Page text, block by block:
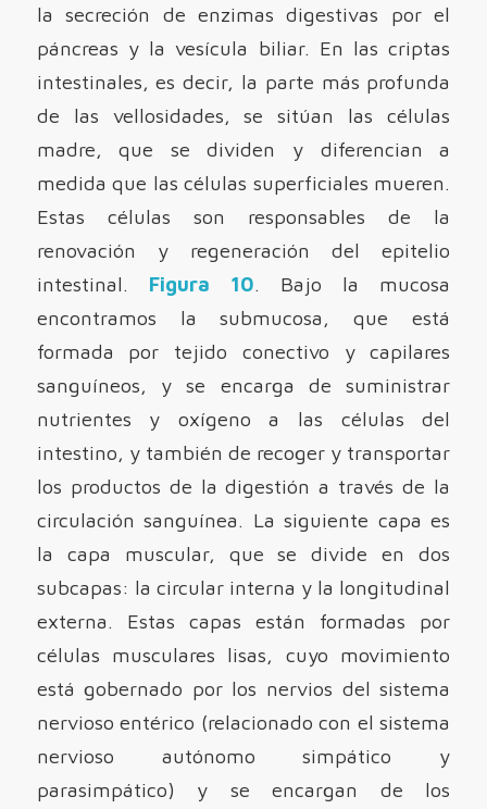
la secreción de enzimas digestivas por el
páncreas y la vesícula biliar. En las criptas
intestinales, es decir, la parte más profunda
de las vellosidades, se sitúan las células
madre, que se dividen y diferencian a
medida que las células superficiales mueren.
Estas células son responsables de la
renovación y regeneración del epitelio
intestinal. Figura 10. Bajo la mucosa
encontramos la submucosa, que está
formada por tejido conectivo y capilares
sanguíneos, y se encarga de suministrar
nutrientes y oxígeno a las células del
intestino, y también de recoger y transportar
los productos de la digestión a través de la
circulación sanguínea. La siguiente capa es
la capa muscular, que se divide en dos
subcapas: la circular interna y la longitudinal
externa. Estas capas están formadas por
células musculares lisas, cuyo movimiento
está gobernado por los nervios del sistema
nervioso entérico (relacionado con el sistema
nervioso autónomo simpático y
parasimpático) y se encargan de los